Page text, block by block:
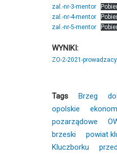
zal.-nr-3-mentor
zal.-nr-4-mentor
zal.-nr-5-mentor
WYNIKI:
ZO-2-2021-
Tags Brzeg
opolskie
pozarządowe
brzeski
powiat
Kluczborku